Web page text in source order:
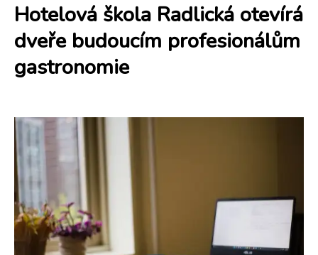
Hotelová škola Radlická otevírá
dveře budoucím profesionálům
gastronomie